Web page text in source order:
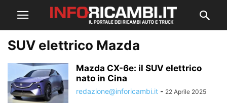
SUV elettrico Mazda
Mazda CX-6e: il SUV elettrico
nato in Cina
redazione@inforicambi.it - 22 Aprile 2025